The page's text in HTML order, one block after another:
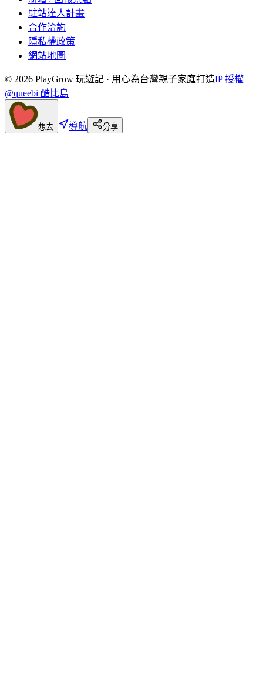
駐站達人計畫
合作洽詢
隱私權政策
網站地圖
© 2026 PlayGrow 玩遊記 · 用心為台灣親子家庭打造IP 授權
@queebi 酷比島
想去 導航 分享